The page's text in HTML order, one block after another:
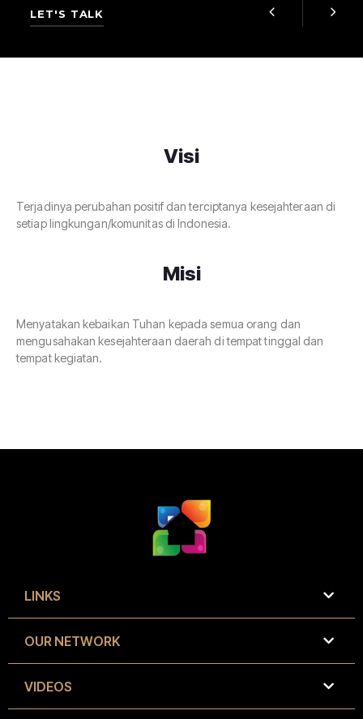
LET'S TALK
Visi
Terjadinya perubahan positif dan terciptanya kesejahteraan di
setiap lingkungan/komunitas di Indonesia.
Misi
Menyatakan kebaikan Tuhan kepada semua orang dan
mengusahakan kesejahteraan daerah di tempat tinggal dan
tempat kegiatan.
LINKS
OUR NETWORK
VIDEOS